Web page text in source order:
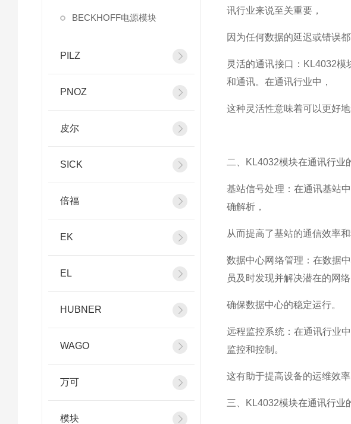
BECKHOFF电源模块
PILZ
PNOZ
皮尔
SICK
倍福
EK
EL
HUBNER
WAGO
万可
模块
讯行业来说至关重要，
因为任何数据的延迟或错误
灵活的通讯接口：KL4032
和通讯。在通讯行业中，
这种灵活性意味着可以更好
二、KL4032模块在通讯行业
基站信号处理：在通讯基站
确解析，
从而提高了基站的通信效率和
数据中心网络管理：在数据
员及时发现并解决潜在的网络
确保数据中心的稳定运行。
远程监控系统：在通讯行业
监控和控制。
这有助于提高设备的运维效率
三、KL4032模块在通讯行业